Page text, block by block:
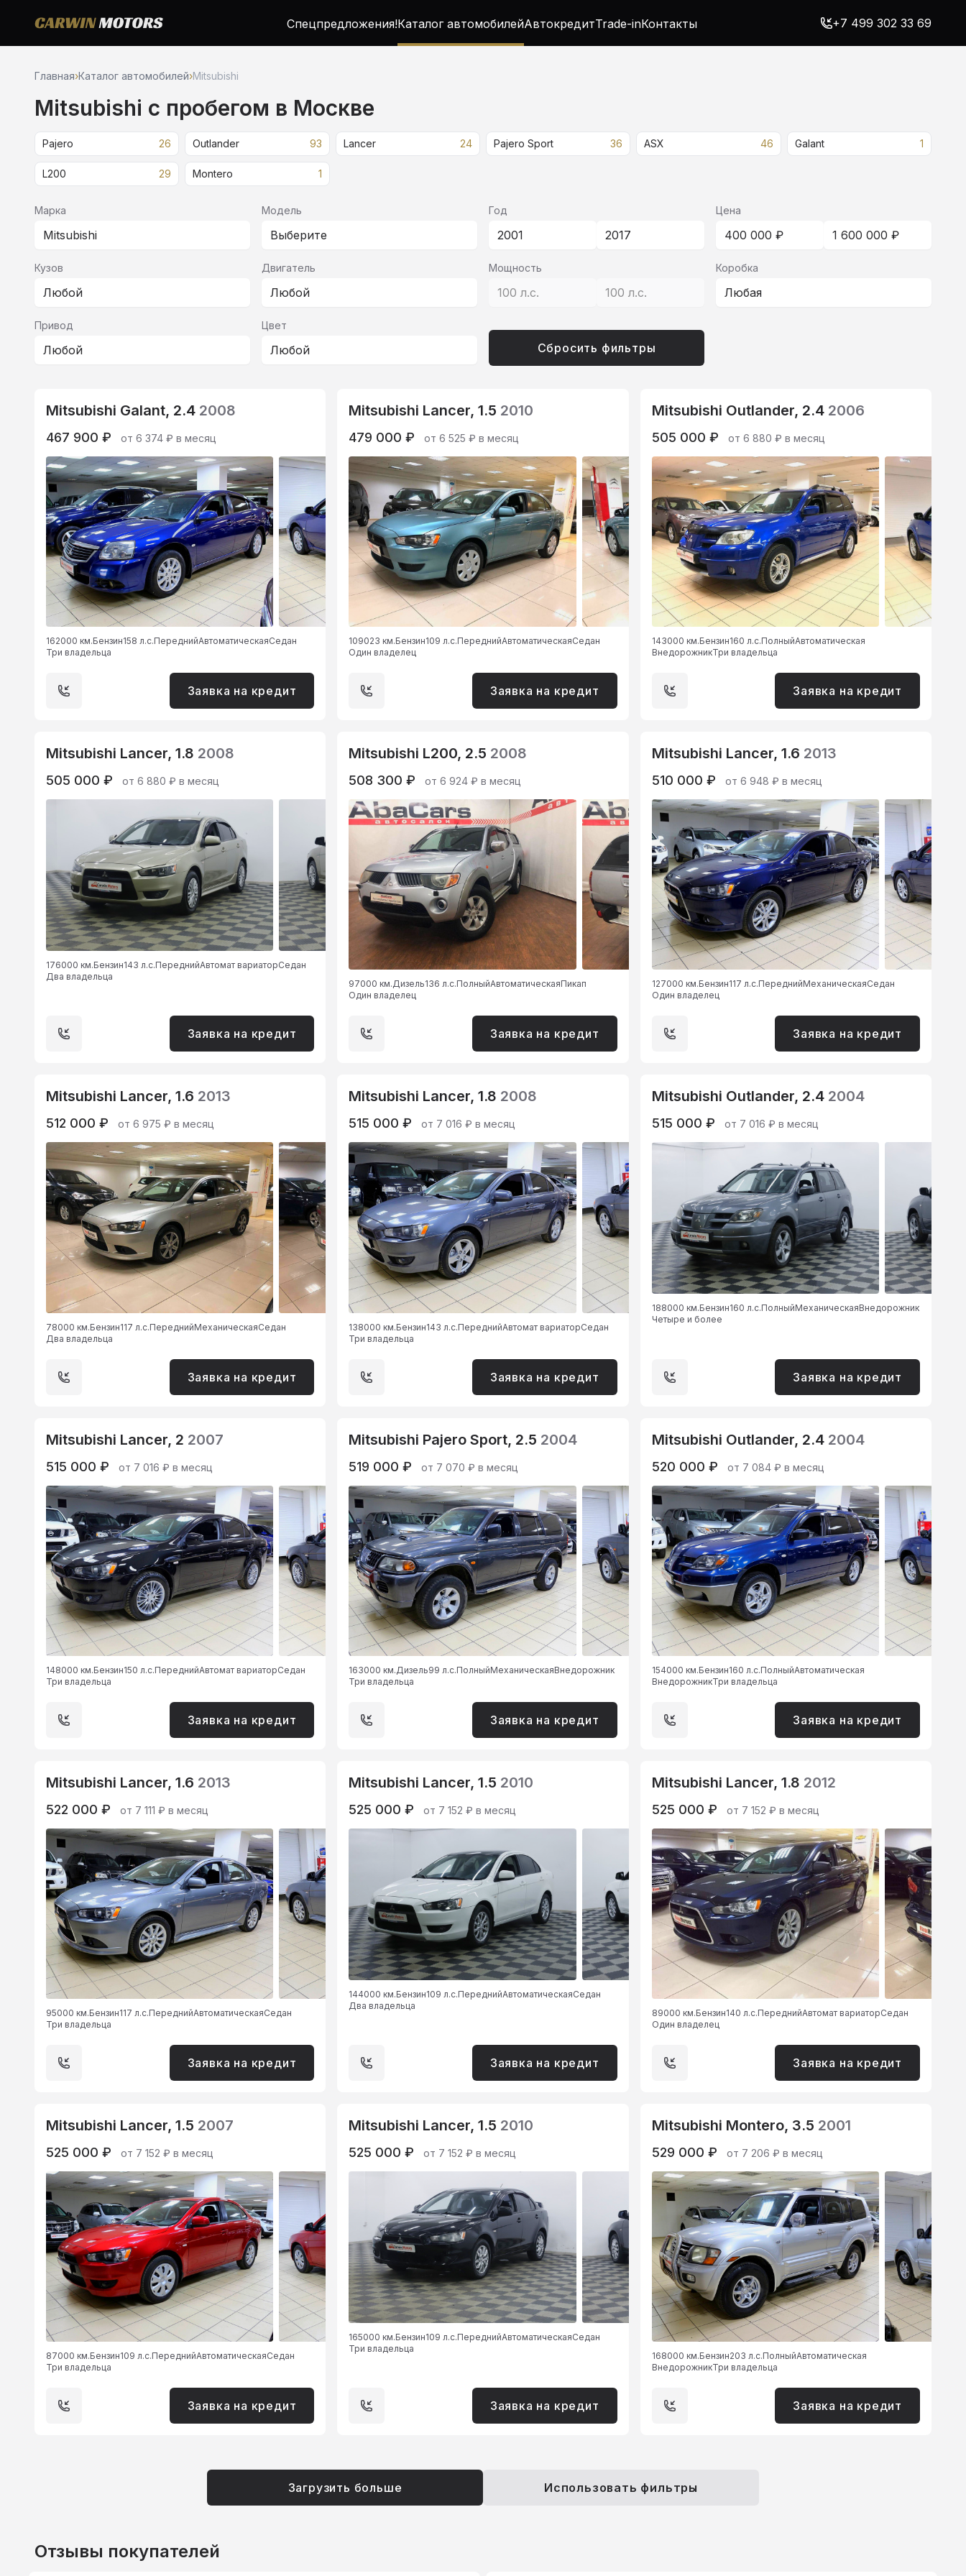
Спецпредложения!Каталог автомобилейАвтокредитTrade-inКонтакты +7 499 302 33 69
Главная›Каталог автомобилей›Mitsubishi
Mitsubishi c пробегом в Москве
Pajero 26 Outlander 93 Lancer 24 Pajero Sport 36 ASX 46 Galant 1
L200 29 Montero 1
Марка
Mitsubishi
Модель
Выберите
Год
2001 2017
Цена
400 000 ₽ 1 600 000 ₽
Кузов
Любой
Двигатель
Любой
Мощность
100 л.с. 100 л.с.
Коробка
Любая
Привод
Любой
Цвет
Любой Сбросить фильтры
Mitsubishi Galant, 2.4 2008
467 900 ₽ от 6 374 ₽ в месяц
162000 км.Бензин158 л.с.ПереднийАвтоматическаяСедан
Три владельца
Заявка на кредит
Mitsubishi Lancer, 1.5 2010
479 000 ₽ от 6 525 ₽ в месяц
109023 км.Бензин109 л.с.ПереднийАвтоматическаяСедан
Один владелец
Заявка на кредит
Mitsubishi Outlander, 2.4 2006
505 000 ₽ от 6 880 ₽ в месяц
143000 км.Бензин160 л.с.ПолныйАвтоматическая
ВнедорожникТри владельца
Заявка на кредит
Mitsubishi Lancer, 1.8 2008
505 000 ₽ от 6 880 ₽ в месяц
176000 км.Бензин143 л.с.ПереднийАвтомат вариаторСедан
Два владельца
Заявка на кредит
Mitsubishi L200, 2.5 2008
508 300 ₽ от 6 924 ₽ в месяц
97000 км.Дизель136 л.с.ПолныйАвтоматическаяПикап
Один владелец
Заявка на кредит
Mitsubishi Lancer, 1.6 2013
510 000 ₽ от 6 948 ₽ в месяц
127000 км.Бензин117 л.с.ПереднийМеханическаяСедан
Один владелец
Заявка на кредит
Mitsubishi Lancer, 1.6 2013
512 000 ₽ от 6 975 ₽ в месяц
78000 км.Бензин117 л.с.ПереднийМеханическаяСедан
Два владельца
Заявка на кредит
Mitsubishi Lancer, 1.8 2008
515 000 ₽ от 7 016 ₽ в месяц
138000 км.Бензин143 л.с.ПереднийАвтомат вариаторСедан
Три владельца
Заявка на кредит
Mitsubishi Outlander, 2.4 2004
515 000 ₽ от 7 016 ₽ в месяц
188000 км.Бензин160 л.с.ПолныйМеханическаяВнедорожник
Четыре и более
Заявка на кредит
Mitsubishi Lancer, 2 2007
515 000 ₽ от 7 016 ₽ в месяц
148000 км.Бензин150 л.с.ПереднийАвтомат вариаторСедан
Три владельца
Заявка на кредит
Mitsubishi Pajero Sport, 2.5 2004
519 000 ₽ от 7 070 ₽ в месяц
163000 км. Дизель99 л.с.ПолныйМеханическаяВнедорожник
Три владельца
Заявка на кредит
Mitsubishi Outlander, 2.4 2004
520 000 ₽ от 7 084 ₽ в месяц
154000 км.Бензин160 л.с.ПолныйАвтоматическая
ВнедорожникТри владельца
Заявка на кредит
Mitsubishi Lancer, 1.6 2013
522 000 ₽ от 7 111 ₽ в месяц
95000 км.Бензин117 л.с.ПереднийАвтоматическаяСедан
Три владельца
Заявка на кредит
Mitsubishi Lancer, 1.5 2010
525 000 ₽ от 7 152 ₽ в месяц
144000 км.Бензин109 л.с.ПереднийАвтоматическаяСедан
Два владельца
Заявка на кредит
Mitsubishi Lancer, 1.8 2012
525 000 ₽ от 7 152 ₽ в месяц
89000 км.Бензин140 л.с.ПереднийАвтомат вариаторСедан
Один владелец
Заявка на кредит
Mitsubishi Lancer, 1.5 2007
525 000 ₽ от 7 152 ₽ в месяц
87000 км.Бензин109 л.с.ПереднийАвтоматическаяСедан
Три владельца
Заявка на кредит
Mitsubishi Lancer, 1.5 2010
525 000 ₽ от 7 152 ₽ в месяц
165000 км.Бензин109 л.с.ПереднийАвтоматическаяСедан
Три владельца
Заявка на кредит
Mitsubishi Montero, 3.5 2001
529 000 ₽ от 7 206 ₽ в месяц
168000 км.Бензин203 л.с.ПолныйАвтоматическая
ВнедорожникТри владельца
Заявка на кредит
Загрузить больше Использовать фильтры
Отзывы покупателей